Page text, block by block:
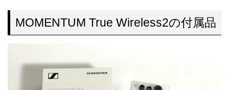
MOMENTUM True Wireless2の付属品